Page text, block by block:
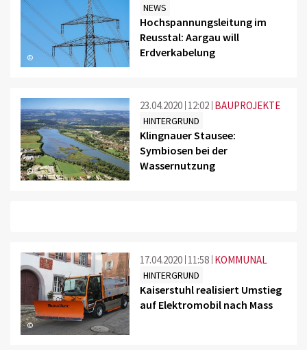
©
NEWS
Hochspannungsleitung im
Reusstal: Aargau will
Erdverkabelung
©
23.04.2020 12:02 BAUPROJEKTE
HINTERGRUND
Klingnauer Stausee:
Symbiosen bei der
Wassernutzung
©
17.04.2020 11:58 KOMMUNAL
HINTERGRUND
Kaiserstuhl realisiert Umstieg
auf Elektromobil nach Mass